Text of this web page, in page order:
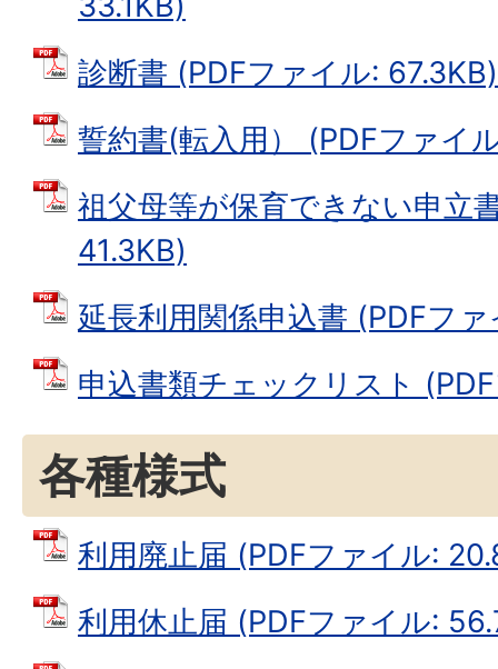
診断書 (PDFファイル: 67.3KB)
誓約書(転入用） (PDFファイ
祖父母等が保育できない申立
41.3KB)
延長利用関係申込書 (PDFフ
申込書類チェックリスト
各種様式
利用廃止届 (PDFファイル:
利用休止届 (PDFファイル: